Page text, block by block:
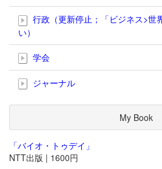
行政（更新停止；「ビジネス>世
い）
学会
ジャーナル
My Book
「バイオ・トゥデイ」
NTT出版 | 1600円